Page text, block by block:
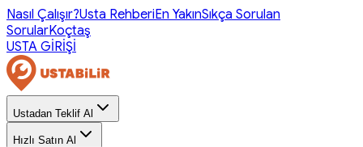
Nasıl Çalışır?Usta RehberiEn YakınSıkça Sorulan
SorularKoçtaş
USTA GİRİŞİ
Ustadan Teklif Al
Hızlı Satın Al